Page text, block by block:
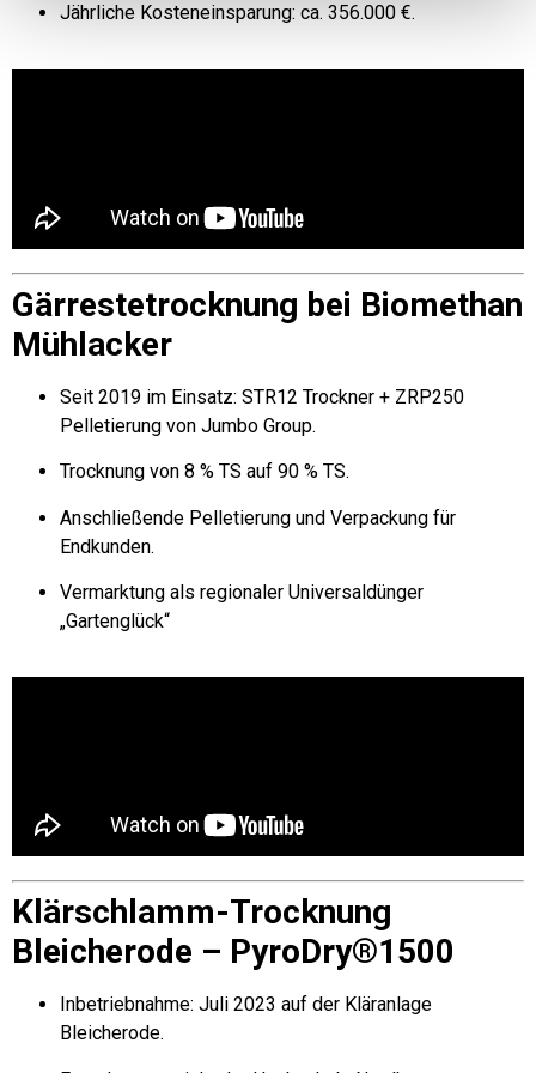
Jährliche Kosteneinsparung: ca. 356.000 €.
Gärrestetrocknung bei Biomethan
Mühlacker
Seit 2019 im Einsatz: STR12 Trockner + ZRP250
Pelletierung von Jumbo Group.
Trocknung von 8 % TS auf 90 % TS.
Anschließende Pelletierung und Verpackung für
Endkunden.
Vermarktung als regionaler Universaldünger
„Gartenglück“
Klärschlamm-Trocknung
Bleicherode – PyroDry®1500
Inbetriebnahme: Juli 2023 auf der Kläranlage
Bleicherode.